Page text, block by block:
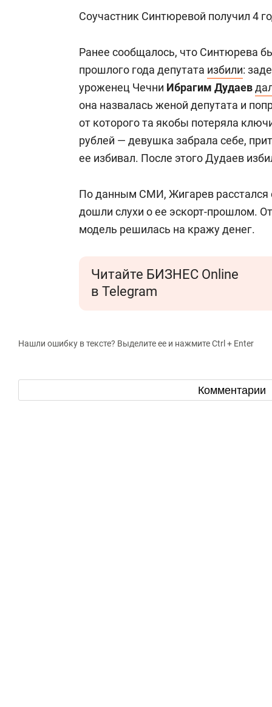
Соучастник Синтюревой получил 4
Ранее сообщалось, что Синтюрева
прошлого года депутата избили:
уроженец Чечни Ибрагим Дудаев
она назвалась женой депутата и
от которого та якобы потеряла
рублей — девушка забрала себе,
ее избивал. После этого Дудаев
По данным СМИ, Жигарев расстался
дошли слухи о ее эскорт-прошлом.
модель решилась на кражу денег.
Читайте БИЗНЕС Online
в Telegram
Нашли ошибку в тексте? Выделите ее и нажмите Ctrl + Enter
Комментарии